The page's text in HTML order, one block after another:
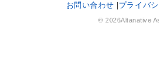
お問い合わせ プライバ
© 2026Altanative